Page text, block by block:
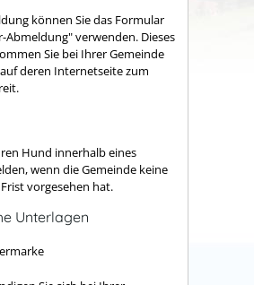
können Sie das Formular
Abmeldung" verwenden. Dieses
Sie bei Ihrer Gemeinde
deren Internetseite zum
Hund innerhalb eines
wenn die Gemeinde keine
vorgesehen hat.
Unterlagen